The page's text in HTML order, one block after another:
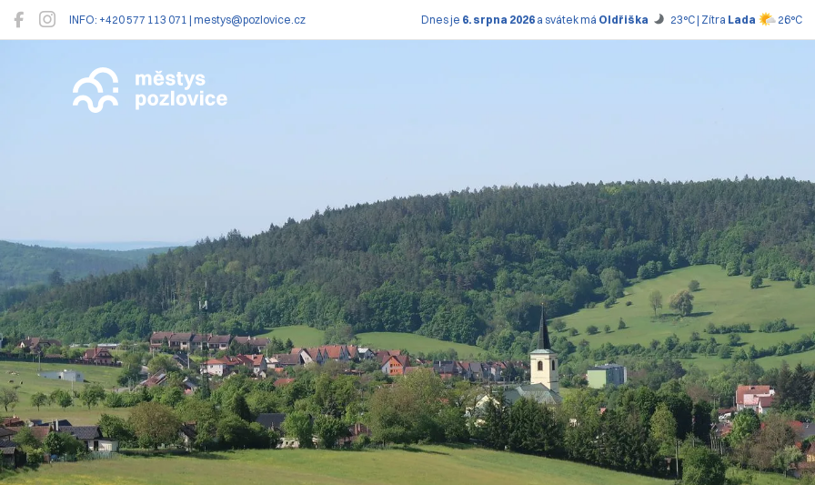
INFO: +420 577 113 071 | mestys@pozlovice.cz Dnes je 6. srpna 2026a svátek má Oldřiška 23°C | Zítra Lada 26°C
Pozlovice